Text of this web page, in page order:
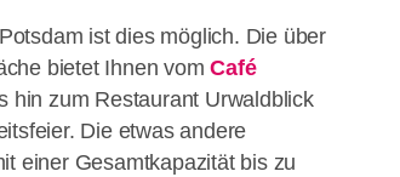
ist dies möglich. Die über
bietet Ihnen vomCafé
hin zum Restaurant Urwaldblick
Die etwas andere
einer Gesamtkapazität bis zu